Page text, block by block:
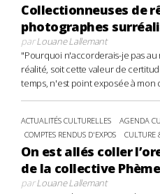
Collectionneuses de
photographes
parLouane Lallemant
"Pourquoi n'accorderais-je pas
réalité, soit cette valeur de
temps, n'est point exposée à mon
ACTUALITÉS CULTURELLES
AGENDA
COMPTES RENDUS D'EXPOS
CULTURE
On est allés coller
de la collective
parLouane Lallemant